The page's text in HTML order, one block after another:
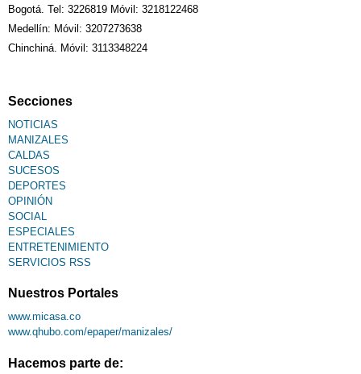
Bogotá. Tel: 3226819 Móvil: 3218122468
Medellín: Móvil: 3207273638
Chinchiná. Móvil: 3113348224
Secciones
NOTICIAS
MANIZALES
CALDAS
SUCESOS
DEPORTES
OPINIÓN
SOCIAL
ESPECIALES
ENTRETENIMIENTO
SERVICIOS RSS
Nuestros Portales
www.micasa.co
www.qhubo.com/epaper/manizales/
Hacemos parte de: